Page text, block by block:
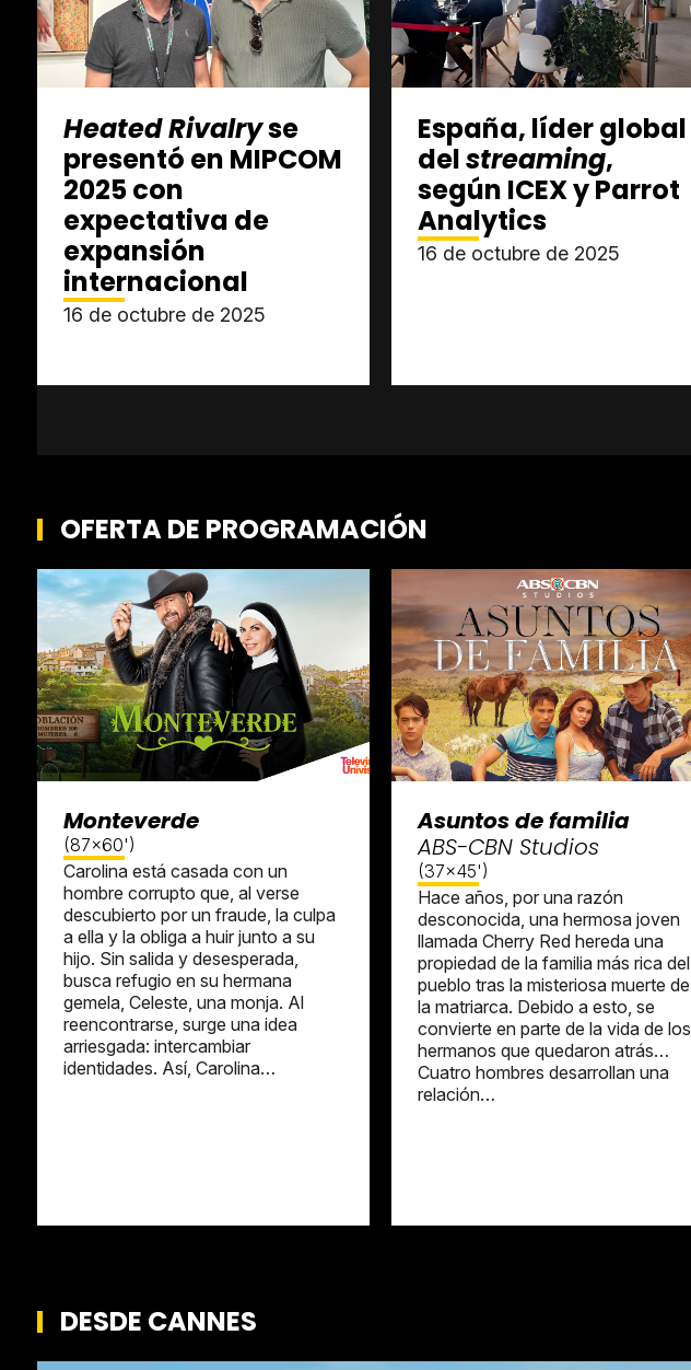
Heated Rivalryse
presentó en MIPCOM
2025 con
expectativa de
expansión
internacional
16 de octubre de 2025
España, líder global
delstreaming,
según ICEX y Parrot
Analytics
16 de octubre de 2025
OFERTA DE PROGRAMACIÓN
Monteverde
(87x60')
Carolina está casada con un
hombre corrupto que, al verse
descubierto por un fraude, la culpa
a ella y la obliga a huir junto a su
hijo. Sin salida y desesperada,
busca refugio en su hermana
gemela, Celeste, una monja. Al
reencontrarse, surge una idea
arriesgada: intercambiar
identidades. Así, Carolina…
Asuntos de familia
ABS-CBN Studios
(37x45')
Hace años, por una razón
desconocida, una hermosa joven
llamada Cherry Red hereda una
propiedad de la familia más rica del
pueblo tras la misteriosa muerte de
la matriarca. Debido a esto, se
convierte en parte de la vida de los
hermanos que quedaron atrás…
Cuatro hombres desarrollan una
relación…
DESDE CANNES